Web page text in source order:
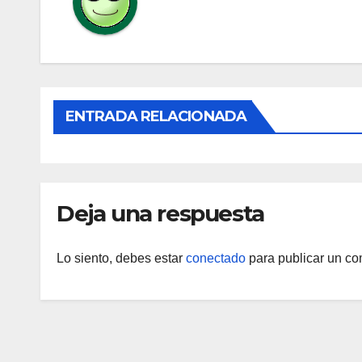
ENTRADA RELACIONADA
Deja una respuesta
Lo siento, debes estar conectado para publicar un